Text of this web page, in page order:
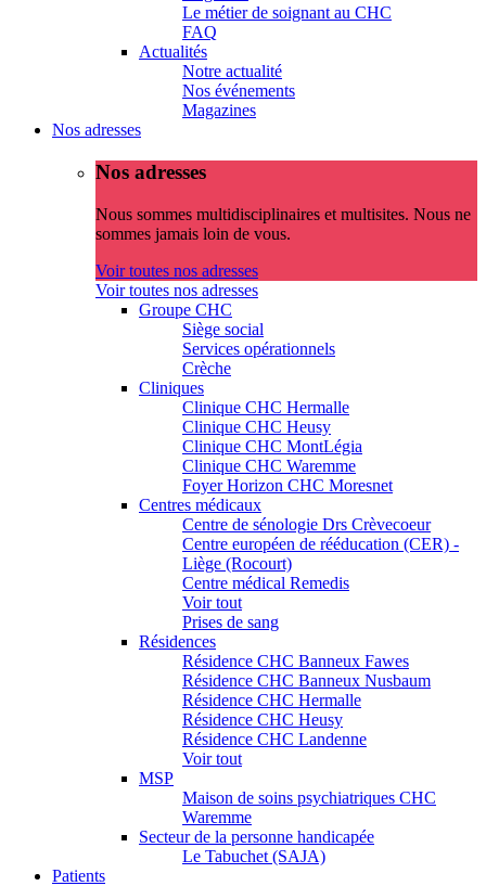
Le métier de soignant au CHC
FAQ
Actualités
Notre actualité
Nos événements
Magazines
Nos adresses
Nos adresses
Nous sommes multidisciplinaires et multisites. Nous ne
sommes jamais loin de vous.
Voir toutes nos adresses
Voir toutes nos adresses
Groupe CHC
Siège social
Services opérationnels
Crèche
Cliniques
Clinique CHC Hermalle
Clinique CHC Heusy
Clinique CHC MontLégia
Clinique CHC Waremme
Foyer Horizon CHC Moresnet
Centres médicaux
Centre de sénologie Drs Crèvecoeur
Centre européen de rééducation (CER) -
Liège (Rocourt)
Centre médical Remedis
Voir tout
Prises de sang
Résidences
Résidence CHC Banneux Fawes
Résidence CHC Banneux Nusbaum
Résidence CHC Hermalle
Résidence CHC Heusy
Résidence CHC Landenne
Voir tout
MSP
Maison de soins psychiatriques CHC
Waremme
Secteur de la personne handicapée
Le Tabuchet (SAJA)
Patients